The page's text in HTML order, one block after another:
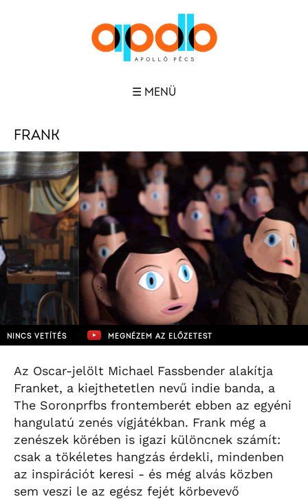
☰ MENÜ
FRANK
NINCS VETÍTÉS MEGNÉZEM AZ ELŐZETEST
Az Oscar-jelölt Michael Fassbender alakítja
Franket, a kiejthetetlen nevű indie banda, a
The Soronprfbs frontemberét ebben az egyéni
hangulatú zenés vígjátékban. Frank még a
zenészek körében is igazi különcnek számít:
csak a tökéletes hangzás érdekli, mindenben
az inspirációt keresi - és még alvás közben
sem veszi le az egész fejét körbevevő